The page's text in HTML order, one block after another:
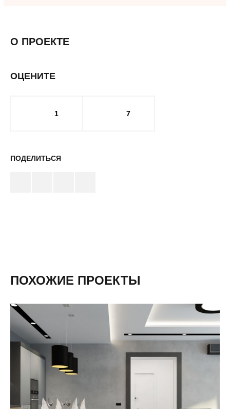
О ПРОЕКТЕ
ОЦЕНИТЕ
1 7
ПОДЕЛИТЬСЯ
ПОХОЖИЕ ПРОЕКТЫ